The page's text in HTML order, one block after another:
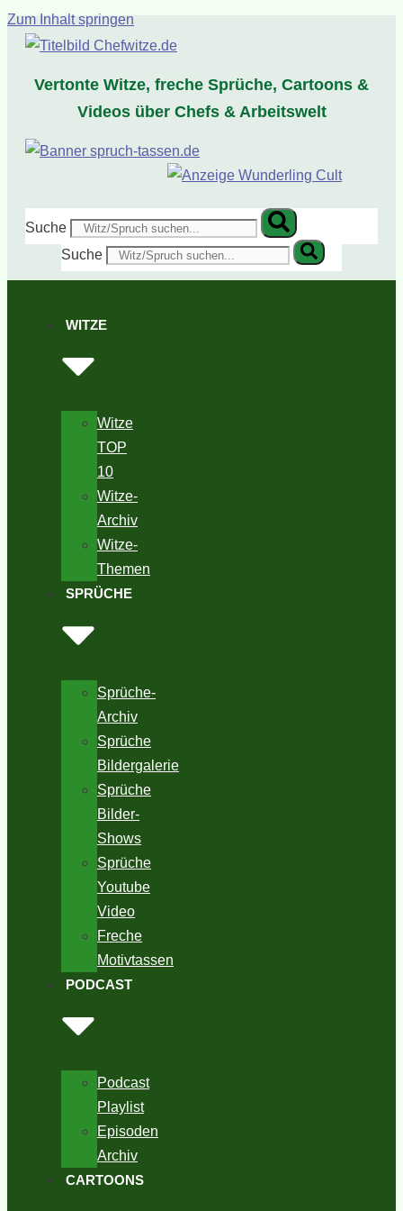
Zum Inhalt springen
Vertonte Witze, freche Sprüche, Cartoons &
Videos über Chefs & Arbeitswelt
Suche
Suche
WITZE
Witze
TOP
10
Witze-
Archiv
Witze-
Themen
SPRÜCHE
Sprüche-
Archiv
Sprüche
Bildergalerie
Sprüche
Bilder-
Shows
Sprüche
Youtube
Video
Freche
Motivtassen
PODCAST
Podcast
Playlist
Episoden
Archiv
CARTOONS